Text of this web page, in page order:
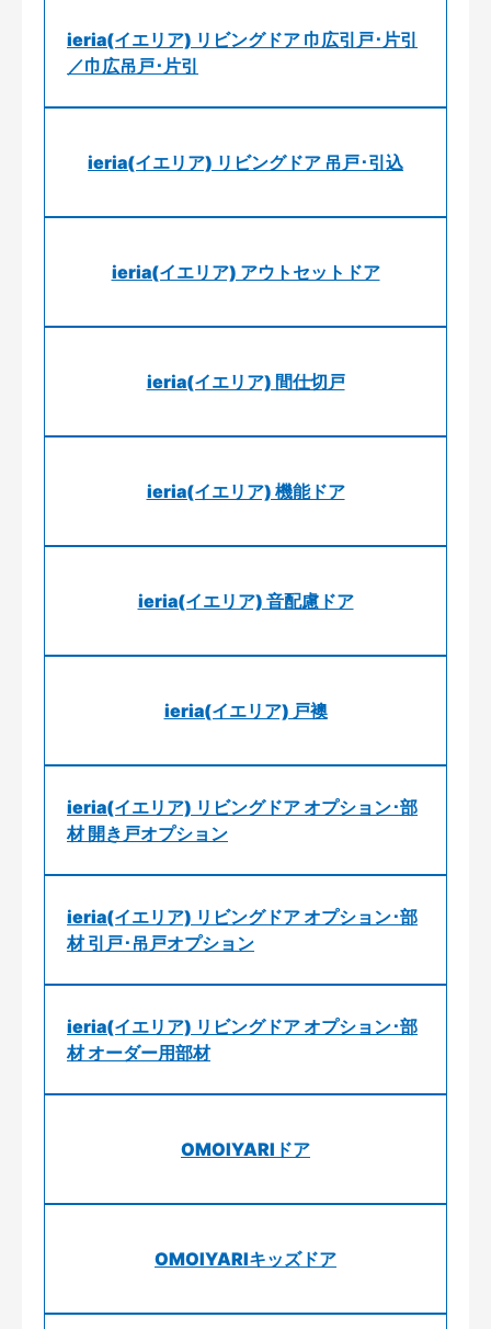
ieria(イエリア) リビングドア 巾広引戸･片引
／巾広吊戸･片引
ieria(イエリア) リビングドア 吊戸･引込
ieria(イエリア) アウトセットドア
ieria(イエリア) 間仕切戸
ieria(イエリア) 機能ドア
ieria(イエリア) 音配慮ドア
ieria(イエリア) 戸襖
ieria(イエリア) リビングドア オプション･部
材 開き戸オプション
ieria(イエリア) リビングドア オプション･部
材 引戸･吊戸オプション
ieria(イエリア) リビングドア オプション･部
材 オーダー用部材
OMOIYARIドア
OMOIYARIキッズドア